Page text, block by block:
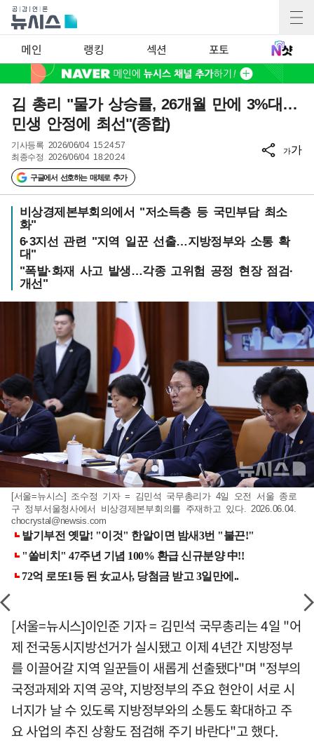
메인 랭킹 섹션 포토
김 총리 "물가 상승률, 26개월 만에 3%대…
민생 안정에 최선"(종합)
기사등록 2026/06/04 15:24:57
최종수정 2026/06/04 18:20:24
구글에서 선호하는 매체로 추가
가가
비상경제본부회의에서 "저소득층 등 국민부담 최소
화"
6·3지선 관련 "지역 일꾼 선출…지방정부와 소통 확
대"
"폭발·화재 사고 발생…각종 고위험 공정 현장 점검·
개선"
[서울=뉴시스] 조수정 기자 = 김민석 국무총리가 4일 오전 서울 종로
구 정부서울청사에서 비상경제본부회의를 주재하고 있다. 2026.06.04.
chocrystal@newsis.com
[서울=뉴시스]이인준 기자 = 김민석 국무총리는 4일 "어
제 전국동시지방선거가 실시됐고 이제 4년간 지방정부
를 이끌어갈 지역 일꾼들이 새롭게 선출됐다"며 "정부의
국정과제와 지역 공약, 지방정부의 주요 현안이 서로 시
너지가 날 수 있도록 지방정부와의 소통도 확대하고 주
요 사업의 추진 상황도 점검해 주기 바란다"고 했다.